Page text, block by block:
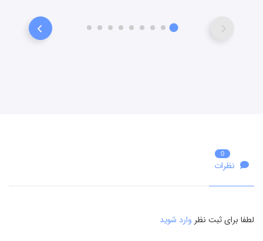
نظرات
0
لطفا برای ثبت نظر وارد شوید